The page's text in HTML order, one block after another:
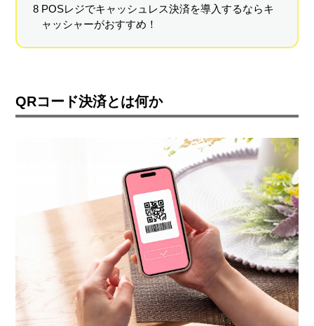
8 POSレジでキャッシュレス決済を導入するならキ
ャッシャーがおすすめ！
QRコード決済とは何か